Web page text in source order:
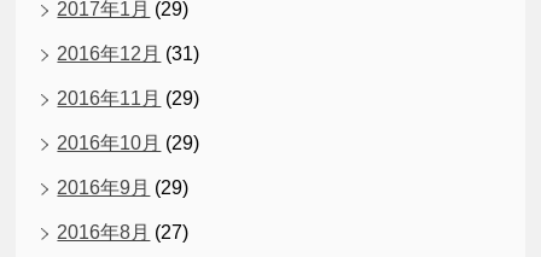
2017年1月 (29)
2016年12月 (31)
2016年11月 (29)
2016年10月 (29)
2016年9月 (29)
2016年8月 (27)